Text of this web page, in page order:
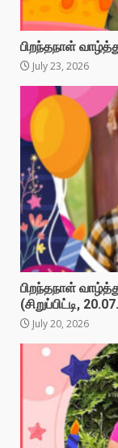
பிறந்தநாள்
July 23, 2026
பிறந்தநாள்
(சிறுப்பிட்டி,
July 20, 2026